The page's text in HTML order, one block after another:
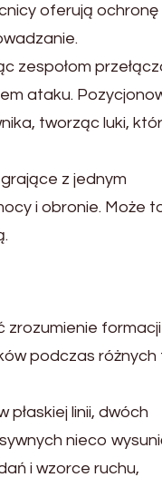
oferują ochronę
zespołom
ataku.
tworząc luki,
z jednym
i obronie. Może
zrozumienie
podczas różnych
linii, dwóch
nieco
i wzorce ruchu,